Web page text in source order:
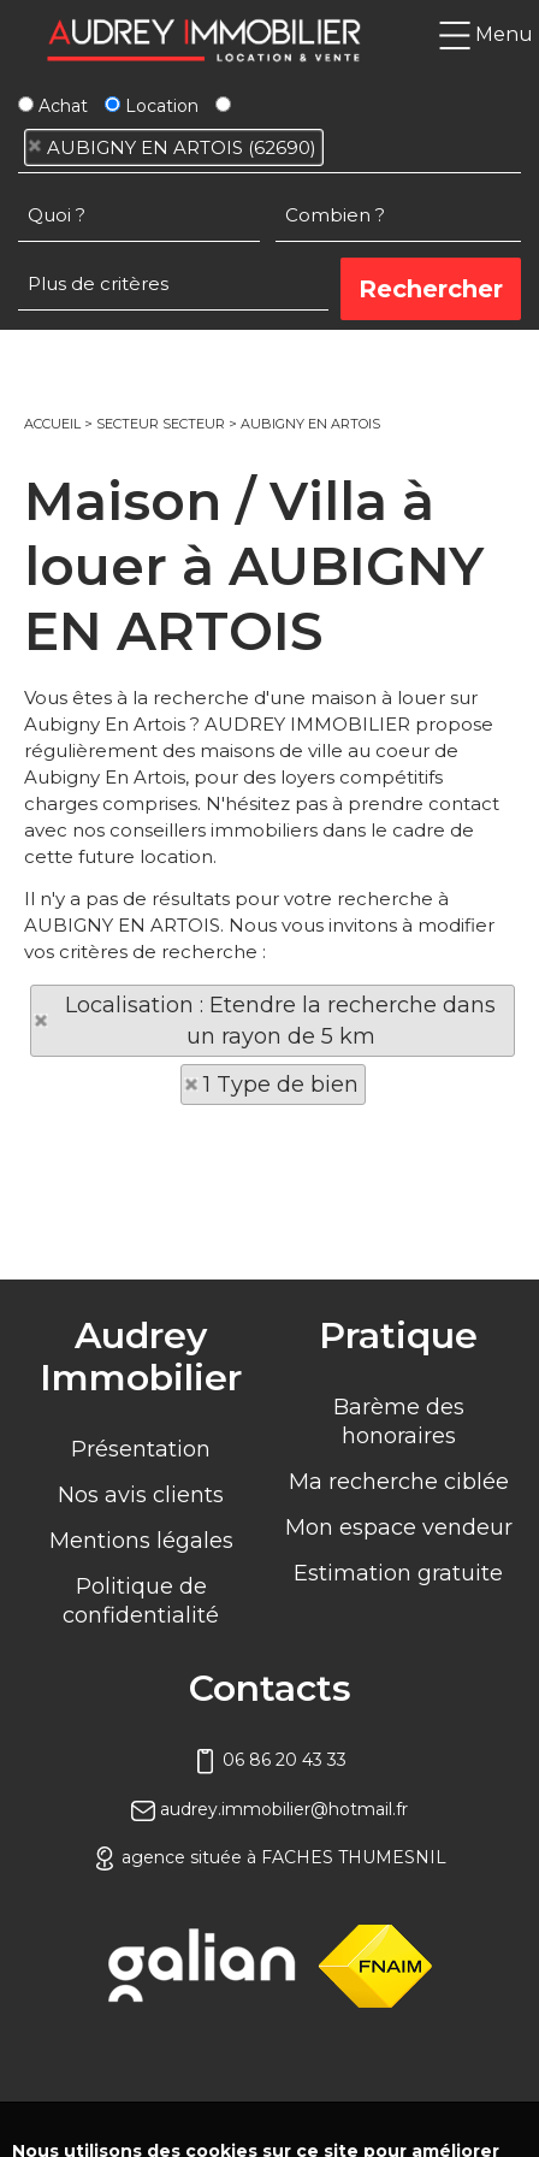
Menu
Achat Location
AUBIGNY EN ARTOIS (62690)
ACCUEIL> SECTEUR SECTEUR > AUBIGNY EN ARTOIS
Maison / Villa à
louer à AUBIGNY
EN ARTOIS
Vous êtes à la recherche d'une maison à louer sur
Aubigny En Artois ? AUDREY IMMOBILIER propose
régulièrement des maisons de ville au coeur de
Aubigny En Artois, pour des loyers compétitifs
charges comprises. N'hésitez pas à prendre contact
avec nos conseillers immobiliers dans le cadre de
cette future location.
Il n'y a pas de résultats pour votre recherche à
AUBIGNY EN ARTOIS. Nous vous invitons à modifier
vos critères de recherche :
Localisation : Etendre la recherche dans
un rayon de 5 km
1 Type de bien
Audrey
Immobilier
Présentation
Nos avis clients
Mentions légales
Politique de
confidentialité
Pratique
Barème des
honoraires
Ma recherche ciblée
Mon espace vendeur
Estimation gratuite
Contacts
06 86 20 43 33
audrey.immobilier@hotmail.fr
agence située à FACHES THUMESNIL
Nous utilisons des cookies sur ce site pour améliorer